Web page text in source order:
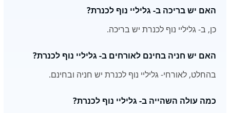
האם יש בריכה ב- גליליי נוף לכנרת?
כן, ב- גליליי נוף לכנרת יש בריכה.
האם יש חניה בחינם לאורחים ב- גליליי נוף לכנרת?
בהחלט, לאורחי- גליליי נוף לכנרת יש חניה ובחינם.
כמה עולה השהייה ב- גליליי נוף לכנרת?